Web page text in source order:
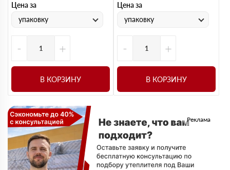
Цена за
упаковку
- +
В КОРЗИНУ
Цена за
упаковку
- +
В КОРЗИНУ
Реклама